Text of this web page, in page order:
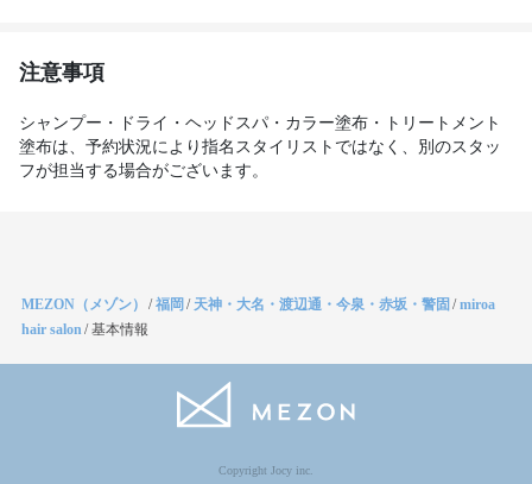
注意事項
シャンプー・ドライ・ヘッドスパ・カラー塗布・トリートメント
塗布は、予約状況により指名スタイリストではなく、別のスタッ
フが担当する場合がございます。
MEZON（メゾン） /福岡 / 天神・大名・渡辺通・今泉・赤坂・警固 /miroa
hair salon/基本情報
Copyright Jocy inc.